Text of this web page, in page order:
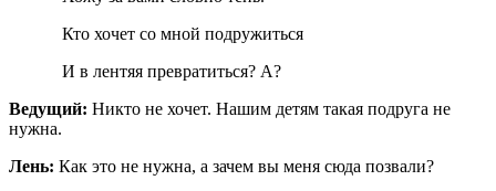
Кто хочет со мной подружиться
И в лентяя превратиться? А?
Ведущий: Никто не хочет. Нашим детям такая подруга не
нужна.
Лень: Как это не нужна, а зачем вы меня сюда позвали?